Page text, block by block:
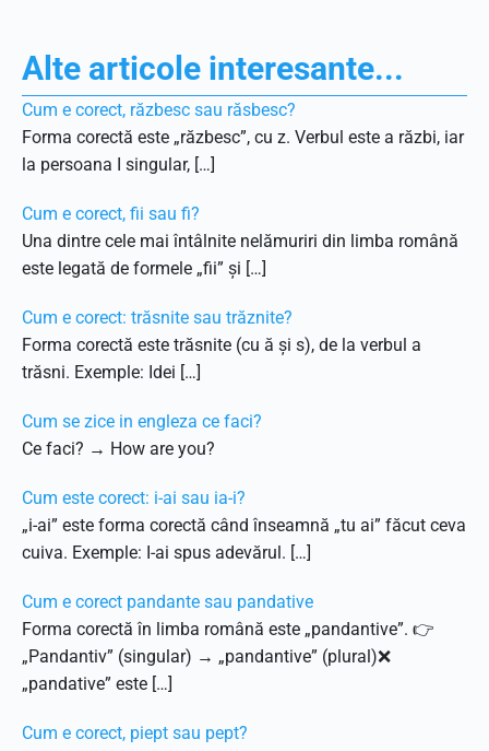
Alte articole interesante...
Cum e corect, răzbesc sau răsbesc?
Forma corectă este „răzbesc”, cu z. Verbul este a răzbi, iar
la persoana I singular, […]
Cum e corect, fii sau fi?
Una dintre cele mai întâlnite nelămuriri din limba română
este legată de formele „fii” și […]
Cum e corect: trăsnite sau trăznite?
Forma corectă este trăsnite (cu ă și s), de la verbul a
trăsni. Exemple: Idei […]
Cum se zice in engleza ce faci?
Ce faci? → How are you?
Cum este corect: i-ai sau ia-i?
„i-ai” este forma corectă când înseamnă „tu ai” făcut ceva
cuiva. Exemple: I-ai spus adevărul. […]
Cum e corect pandante sau pandative
Forma corectă în limba română este „pandantive”. 👉
„Pandantiv” (singular) → „pandantive” (plural)❌
„pandative” este […]
Cum e corect, piept sau pept?